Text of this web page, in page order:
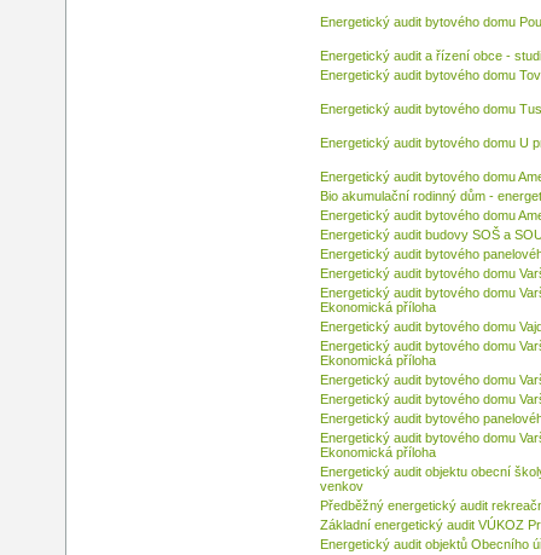
Energetický audit bytového domu
Energetický audit a řízení obce -
Energetický audit bytového domu
Energetický audit bytového domu
Energetický audit bytového domu U
Energetický audit bytového domu
Bio akumulační rodinný dům -
Energetický audit bytového domu
Energetický audit budovy SOŠ a
Energetický audit bytového
Energetický audit bytového domu
Energetický audit bytového domu
Ekonomická příloha
Energetický audit bytového domu
Energetický audit bytového domu
Ekonomická příloha
Energetický audit bytového domu
Energetický audit bytového domu
Energetický audit bytového
Energetický audit bytového domu
Ekonomická příloha
Energetický audit objektu obecní
venkov
Předběžný energetický audit
Základní energetický audit VÚKOZ
Energetický audit objektů Obecního